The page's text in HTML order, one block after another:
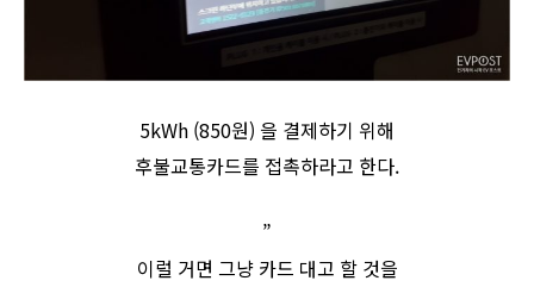
5kWh (850원) 을 결제하기 위해
후불교통카드를 접촉하라고 한다.
”
이럴 거면 그냥 카드 대고 할 것을